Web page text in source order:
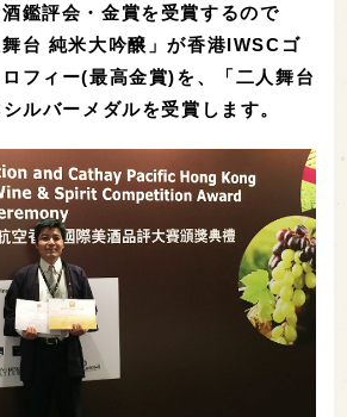
鑑評会・金賞を受賞するので
台 純米大吟醸」が香港IWSCゴ
フィー(最高金賞)を、「二人舞台
ルバーメダルを受賞します。